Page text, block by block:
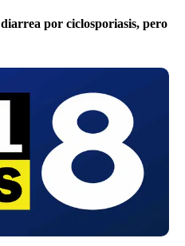
por ciclosporiasis, pero